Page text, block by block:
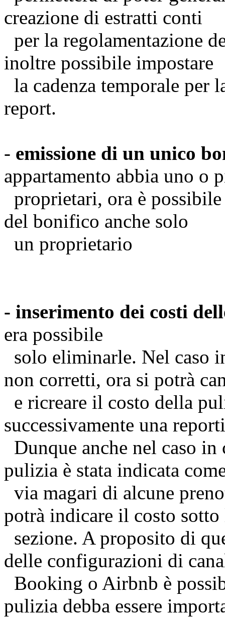
creazione di estratti conti
per la regolamentazione
inoltre possibile impostare
la cadenza temporale per
report.
- emissione di un unico
appartamento abbia uno o
proprietari, ora è
del bonifico anche solo
un proprietario
- inserimento dei costi
era possibile
solo eliminarle. Nel caso
non corretti, ora si potrà
e ricreare il costo della
successivamente una
Dunque anche nel caso
pulizia è stata indicata
via magari di alcune
potrà indicare il costo sotto
sezione. A proposito di
delle configurazioni di
Booking o Airbnb è
pulizia debba essere